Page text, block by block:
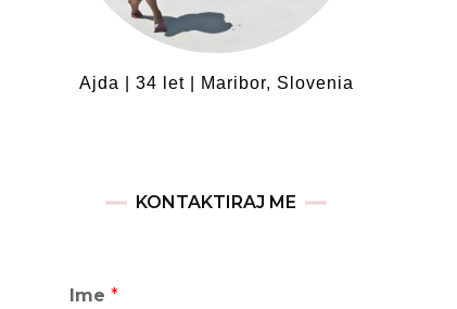
Ajda | 34 let | Maribor, Slovenia
KONTAKTIRAJ ME
Ime *